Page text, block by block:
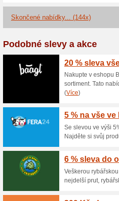
tak výhodně
30 %
100%
Sleva na
nákupního
tak výhodně